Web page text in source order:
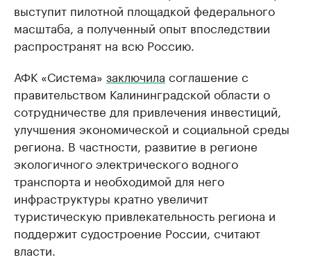
выступит пилотной площадкой федерального
масштаба, а полученный опыт впоследствии
распространят на всю Россию.
АФК «Система» заключила соглашение с
правительством Калининградской области о
сотрудничестве для привлечения инвестиций,
улучшения экономической и социальной среды
региона. В частности, развитие в регионе
экологичного электрического водного
транспорта и необходимой для него
инфраструктуры кратно увеличит
туристическую привлекательность региона и
поддержит судостроение России, считают
власти.